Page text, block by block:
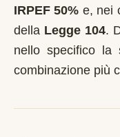
IRPEF 50% e, nei
della Legge 104.
nello specifico la
combinazione più